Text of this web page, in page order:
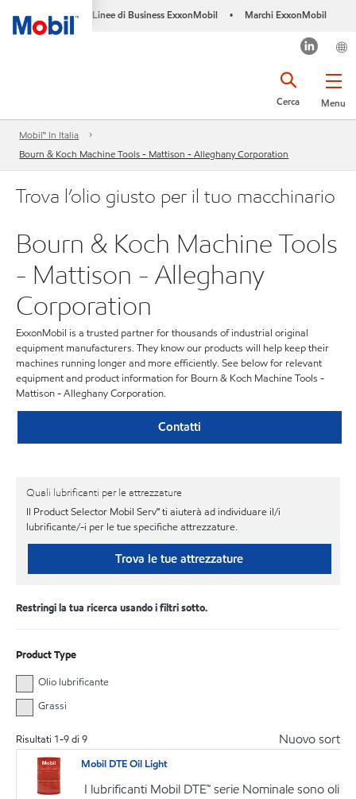
Linee di Business ExxonMobil • Marchi ExxonMobil
Menu
Cerca
Mobil™ In Italia
Bourn & Koch Machine Tools - Mattison - Alleghany Corporation
Trova l’olio giusto per il tuo macchinario
Bourn & Koch Machine Tools
- Mattison - Alleghany
Corporation
ExxonMobil is a trusted partner for thousands of industrial original
equipment manufacturers. They know our products will help keep their
machines running longer and more efficiently. See below for relevant
equipment and product information for Bourn & Koch Machine Tools -
Mattison - Alleghany Corporation.
Contatti
Quali lubrificanti per le attrezzature
Il Product Selector Mobil Serv℠ ti aiuterà ad individuare il/i
lubrificante/-i per le tue specifiche attrezzature.
Trova le tue attrezzature
Restringi la tua ricerca usando i filtri sotto.
Product Type
Olio lubrificante
Grassi
Risultati 1-9di 9 Nuovo sort
Mobil DTE Oil Light
I lubrificanti Mobil DTE™ serie Nominale sono oli